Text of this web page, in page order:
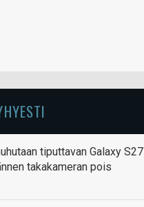
tiputtavan Galaxy S27
takakameran pois